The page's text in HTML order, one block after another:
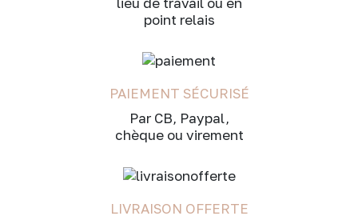
point relais
PAIEMENT SÉCURISÉ
Par CB, Paypal,
chèque ou virement
LIVRAISON OFFERTE